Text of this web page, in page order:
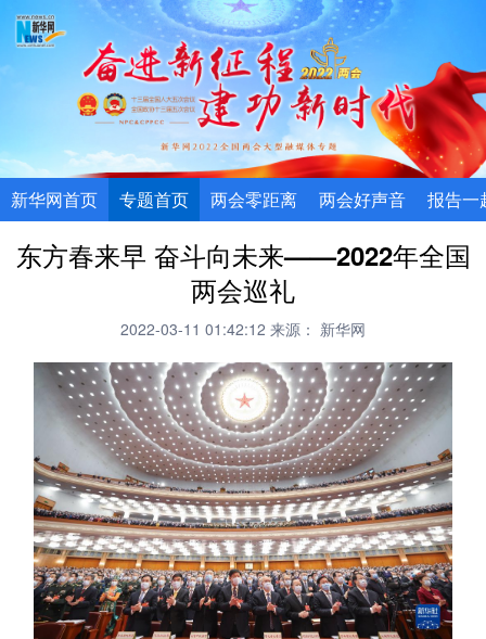
新华网首页 专题首页 两会零距离 两会好声音 报告一
东方春来早 奋斗向未来——2022年全国
两会巡礼
2022-03-11 01:42:12 来源： 新华网